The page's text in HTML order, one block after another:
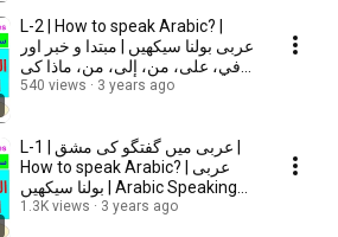
L-2 | How to speak Arabic? |
عربی بولنا سیکھیں | مبتدا و خبر اور
في، على، من، إلى، من، ماذا کی
مشق
540 views 3 years ago
L-1 | عربی میں گفتگو کی مشق |
How to speak Arabic? | عربی
بولنا سیکھیں | Arabic Speaking
Practice
1.3K views 3 years ago